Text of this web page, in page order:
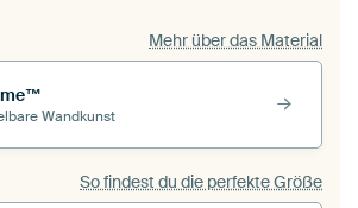
Mehr über das Material
Wandkunst
So findest du die perfekte Größe